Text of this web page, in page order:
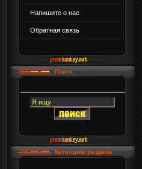
Напишите о нас
Обратная связь
Поиск
Категории раздела